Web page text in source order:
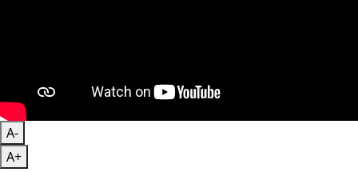
A-
A+